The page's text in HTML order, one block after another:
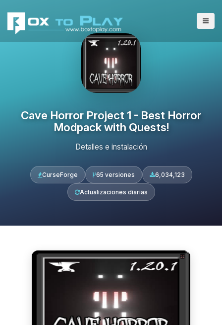
Cave Horror Project 1 - Best Horror
Modpack with Quests!
Detalles e instalación
CurseForge 65 versiones 6,034,123
Actualizaciones diarias